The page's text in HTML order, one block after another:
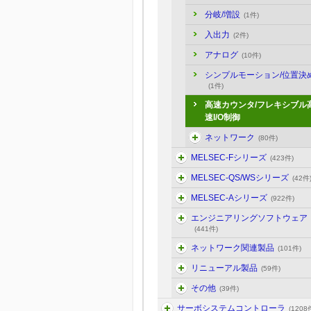
分岐/増設 (1件)
入出力 (2件)
アナログ (10件)
シンプルモーション/位置決
(1件)
高速カウンタ/フレキシブル
速I/O制御
ネットワーク (80件)
MELSEC-Fシリーズ (423件)
MELSEC-QS/WSシリーズ (42件)
MELSEC-Aシリーズ (922件)
エンジニアリングソフトウェア
(441件)
ネットワーク関連製品 (101件)
リニューアル製品 (59件)
その他 (39件)
サーボシステムコントローラ (1208